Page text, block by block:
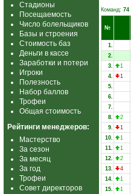
Стадионы
Посещаемость
Число болельщиков
Базы и строения
Стоимость баз
Деньги в кассе
Заработки и потери
Игроки
Полезность
Набор баллов
Трофеи
Общая стоимость
Рейтинги менеджеров:
Мастерство
За сезон
За месяц
За год
Трофеи
Совет директоров
Команд: 74
№
1.
2.
3. 1
4. 1
5.
6.
7.
8. 2
9. 1
10. 1
11. 1
12. 2
13. 4
14. 1
15. 1